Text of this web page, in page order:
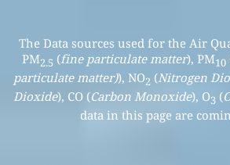
The Data sources used for the Air
PM2.5 (fine particulate matter), PM10
particulate matter)), NO2 (Nitrogen
Dioxide), CO (Carbon Monoxide), O3 (
data in this page are